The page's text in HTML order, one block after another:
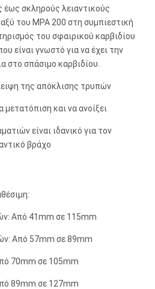
16.248 12.000
QL120 QL120
σκληρούς λειαντικούς
του MPA 200 στη συμπιεστική
του σφαιρικού καρβιδίου
είναι γνωστό για να έχει την
στο σπάσιμο καρβιδίου.
της απόκλισης τρυπών
και να ανοίξει
είναι ιδανικό για τον
βράχο
Από 41mm σε 115mm
Από 57mm σε 89mm
70mm σε 105mm
89mm σε 127mm